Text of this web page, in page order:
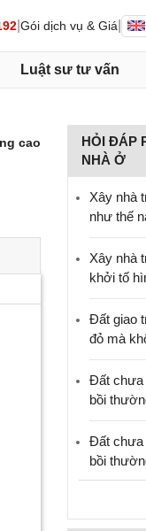
Gói dịch vụ & Giá
Luật sư tư vấn
cao
HỎI ĐÁP
NHÀ Ở
Xây nhà
như thế
Xây nhà
khởi tố
Đất giao
đỏ mà
Đất chưa
bồi
Đất chưa
bồi